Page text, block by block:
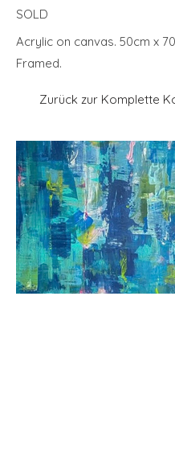
SOLD
Acrylic on canvas. 50cm x
Framed.
Zurück zur Komplette